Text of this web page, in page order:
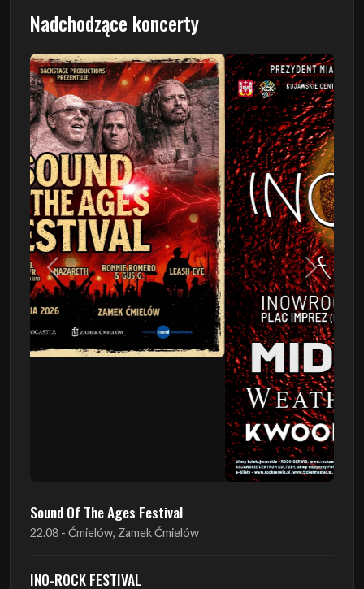
Nadchodzące koncerty
Poprzedni Następny
Sound Of The Ages Festival
22.08 - Ćmielów, Zamek Ćmielów
INO-ROCK FESTIVAL